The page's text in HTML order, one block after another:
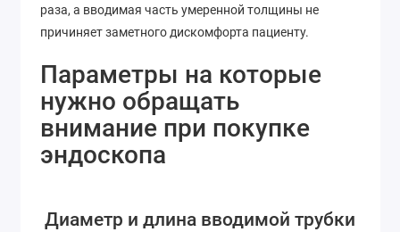
раза, а вводимая часть умеренной толщины не
причиняет заметного дискомфорта пациенту.
Параметры на которые
нужно обращать
внимание при покупке
эндоскопа
Диаметр и длина вводимой трубки